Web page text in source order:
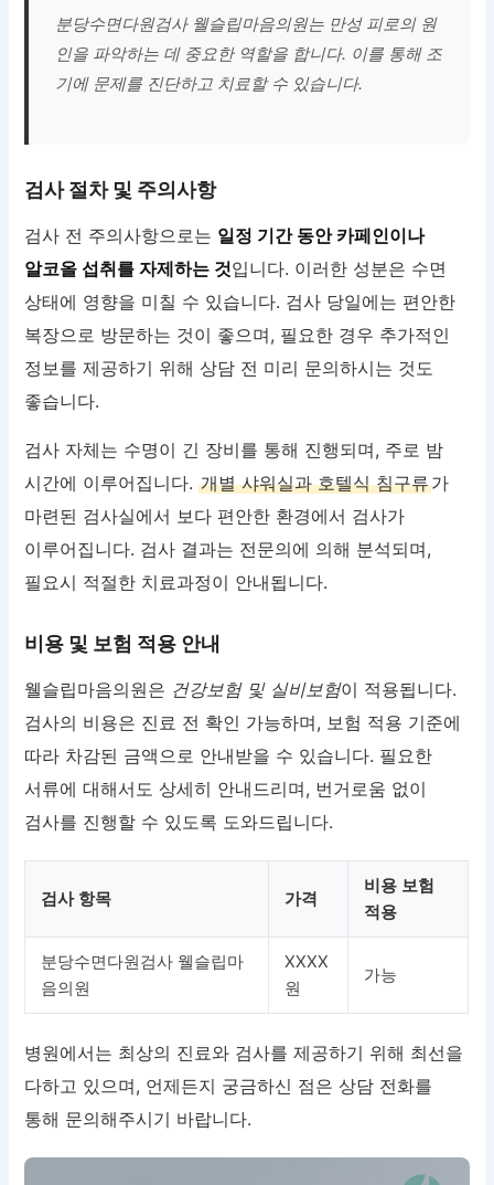
분당수면다원검사 웰슬립마음의원는 만성 피로의 원
인을 파악하는 데 중요한 역할을 합니다. 이를 통해 조
기에 문제를 진단하고 치료할 수 있습니다.
검사 절차 및 주의사항
검사 전 주의사항으로는 일정 기간 동안 카페인이나
알코올 섭취를 자제하는 것입니다. 이러한 성분은 수면
상태에 영향을 미칠 수 있습니다. 검사 당일에는 편안한
복장으로 방문하는 것이 좋으며, 필요한 경우 추가적인
정보를 제공하기 위해 상담 전 미리 문의하시는 것도
좋습니다.
검사 자체는 수명이 긴 장비를 통해 진행되며, 주로 밤
시간에 이루어집니다.개별 샤워실과 호텔식 침구류가
마련된 검사실에서 보다 편안한 환경에서 검사가
이루어집니다. 검사 결과는 전문의에 의해 분석되며,
필요시 적절한 치료과정이 안내됩니다.
비용 및 보험 적용 안내
웰슬립마음의원은 건강보험 및 실비보험이 적용됩니다.
검사의 비용은 진료 전 확인 가능하며, 보험 적용 기준에
따라 차감된 금액으로 안내받을 수 있습니다. 필요한
서류에 대해서도 상세히 안내드리며, 번거로움 없이
검사를 진행할 수 있도록 도와드립니다.
검사 항목 가격
비용 보험
적용
분당수면다원검사 웰슬립마
음의원
XXXX
원
가능
병원에서는 최상의 진료와 검사를 제공하기 위해 최선을
다하고 있으며, 언제든지 궁금하신 점은 상담 전화를
통해 문의해주시기 바랍니다.